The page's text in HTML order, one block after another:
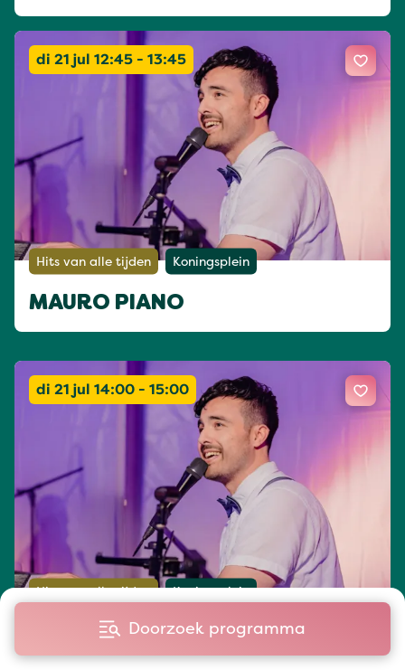
di 21 jul 12:45 - 13:45
Hits van alle tijden Koningsplein
MAURO PIANO
di 21 jul 14:00 - 15:00
Hits van alle tijden Koningsplein
MAURO PIANODoorzoek programma